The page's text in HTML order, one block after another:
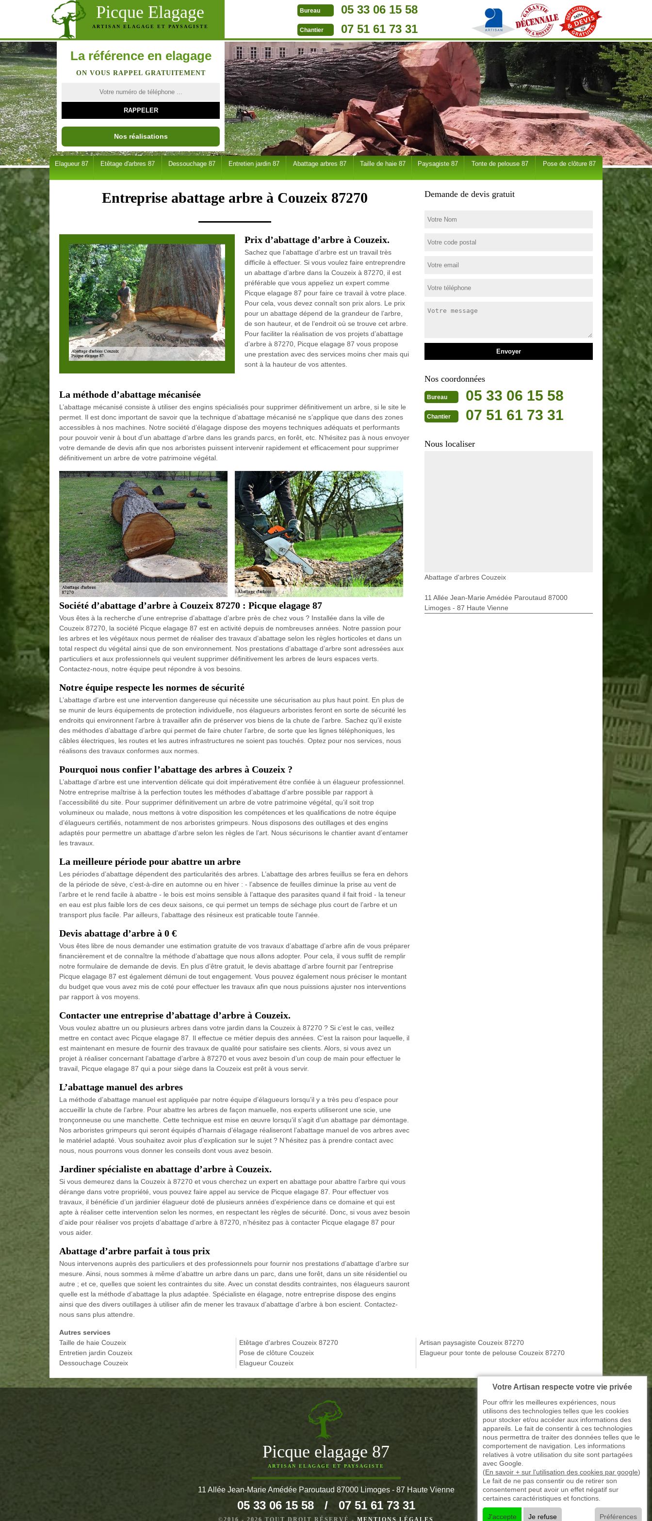
Picque Elagage
ARTISAN ELAGAGE ET PAYSAGISTE
Bureau 05 33 06 15 58
Chantier 07 51 61 73 31
La référence en elagage
ON VOUS RAPPEL GRATUITEMENT
Nos réalisations
Elagueur 87 Etêtage d'arbres 87 Dessouchage 87 Entretien jardin 87 Abattage arbres 87 Taille de haie 87 Paysagiste 87 Tonte de pelouse 87 Pose de clôture 87
Entreprise abattage arbre à Couzeix 87270
Prix d’abattage d’arbre à Couzeix.
Sachez que l’abattage d’arbre est un travail très
difficile à effectuer. Si vous voulez faire entreprendre
un abattage d’arbre dans la Couzeix à 87270, il est
préférable que vous appeliez un expert comme
Picque elagage 87 pour faire ce travail à votre place.
Pour cela, vous devez connaît son prix alors. Le prix
pour un abattage dépend de la grandeur de l’arbre,
de son hauteur, et de l’endroit où se trouve cet arbre.
Pour faciliter la réalisation de vos projets d’abattage
d’arbre à 87270, Picque elagage 87 vous propose
une prestation avec des services moins cher mais qui
sont à la hauteur de vos attentes.
La méthode d’abattage mécanisée
L’abattage mécanisé consiste à utiliser des engins spécialisés pour supprimer définitivement un arbre, si le site le
permet. Il est donc important de savoir que la technique d’abattage mécanisé ne s’applique que dans des zones
accessibles à nos machines. Notre société d’élagage dispose des moyens techniques adéquats et performants
pour pouvoir venir à bout d’un abattage d’arbre dans les grands parcs, en forêt, etc. N’hésitez pas à nous envoyer
votre demande de devis afin que nos arboristes puissent intervenir rapidement et efficacement pour supprimer
définitivement un arbre de votre patrimoine végétal.
Société d’abattage d’arbre à Couzeix 87270 : Picque elagage 87
Vous êtes à la recherche d’une entreprise d’abattage d’arbre près de chez vous ? Installée dans la ville de
Couzeix 87270, la société Picque elagage 87 est en activité depuis de nombreuses années. Notre passion pour
les arbres et les végétaux nous permet de réaliser des travaux d’abattage selon les règles horticoles et dans un
total respect du végétal ainsi que de son environnement. Nos prestations d’abattage d’arbre sont adressées aux
particuliers et aux professionnels qui veulent supprimer définitivement les arbres de leurs espaces verts.
Contactez-nous, notre équipe peut répondre à vos besoins.
Notre équipe respecte les normes de sécurité
L’abattage d’arbre est une intervention dangereuse qui nécessite une sécurisation au plus haut point. En plus de
se munir de leurs équipements de protection individuelle, nos élagueurs arboristes feront en sorte de sécurité les
endroits qui environnent l’arbre à travailler afin de préserver vos biens de la chute de l’arbre. Sachez qu’il existe
des méthodes d’abattage d’arbre qui permet de faire chuter l’arbre, de sorte que les lignes téléphoniques, les
câbles électriques, les routes et les autres infrastructures ne soient pas touchés. Optez pour nos services, nous
réalisons des travaux conformes aux normes.
Pourquoi nous confier l’abattage des arbres à Couzeix ?
L’abattage d’arbre est une intervention délicate qui doit impérativement être confiée à un élagueur professionnel.
Notre entreprise maîtrise à la perfection toutes les méthodes d’abattage d’arbre possible par rapport à
l’accessibilité du site. Pour supprimer définitivement un arbre de votre patrimoine végétal, qu’il soit trop
volumineux ou malade, nous mettons à votre disposition les compétences et les qualifications de notre équipe
d’élagueurs certifiés, notamment de nos arboristes grimpeurs. Nous disposons des outillages et des engins
adaptés pour permettre un abattage d’arbre selon les règles de l’art. Nous sécurisons le chantier avant d’entamer
les travaux.
La meilleure période pour abattre un arbre
Les périodes d’abattage dépendent des particularités des arbres. L’abattage des arbres feuillus se fera en dehors
de la période de sève, c’est-à-dire en automne ou en hiver : - l’absence de feuilles diminue la prise au vent de
l’arbre et le rend facile à abattre - le bois est moins sensible à l’attaque des parasites quand il fait froid - la teneur
en eau est plus faible lors de ces deux saisons, ce qui permet un temps de séchage plus court de l’arbre et un
transport plus facile. Par ailleurs, l’abattage des résineux est praticable toute l’année.
Devis abattage d’arbre à 0 €
Vous êtes libre de nous demander une estimation gratuite de vos travaux d’abattage d’arbre afin de vous préparer
financièrement et de connaître la méthode d’abattage que nous allons adopter. Pour cela, il vous suffit de remplir
notre formulaire de demande de devis. En plus d’être gratuit, le devis abattage d’arbre fournit par l’entreprise
Picque elagage 87 est également démuni de tout engagement. Vous pouvez également nous préciser le montant
du budget que vous avez mis de coté pour effectuer les travaux afin que nous puissions ajuster nos interventions
par rapport à vos moyens.
Contacter une entreprise d’abattage d’arbre à Couzeix.
Vous voulez abattre un ou plusieurs arbres dans votre jardin dans la Couzeix à 87270 ? Si c’est le cas, veillez
mettre en contact avec Picque elagage 87. Il effectue ce métier depuis des années. C’est la raison pour laquelle, il
est maintenant en mesure de fournir des travaux de qualité pour satisfaire ses clients. Alors, si vous avez un
projet à réaliser concernant l’abattage d’arbre à 87270 et vous avez besoin d’un coup de main pour effectuer le
travail, Picque elagage 87 qui a pour siège dans la Couzeix est prêt à vous servir.
L’abattage manuel des arbres
La méthode d’abattage manuel est appliquée par notre équipe d’élagueurs lorsqu’il y a très peu d’espace pour
accueillir la chute de l’arbre. Pour abattre les arbres de façon manuelle, nos experts utiliseront une scie, une
tronçonneuse ou une manchette. Cette technique est mise en œuvre lorsqu’il s’agit d’un abattage par démontage.
Nos arboristes grimpeurs qui seront équipés d’harnais d’élagage réaliseront l’abattage manuel de vos arbres avec
le matériel adapté. Vous souhaitez avoir plus d’explication sur le sujet ? N’hésitez pas à prendre contact avec
nous, nous pourrons vous donner les conseils dont vous avez besoin.
Jardiner spécialiste en abattage d’arbre à Couzeix.
Si vous demeurez dans la Couzeix à 87270 et vous cherchez un expert en abattage pour abattre l’arbre qui vous
dérange dans votre propriété, vous pouvez faire appel au service de Picque elagage 87. Pour effectuer vos
travaux, il bénéficie d’un jardinier élagueur doté de plusieurs années d’expérience dans ce domaine et qui est
apte à réaliser cette intervention selon les normes, en respectant les règles de sécurité. Donc, si vous avez besoin
d’aide pour réaliser vos projets d’abattage d’arbre à 87270, n’hésitez pas à contacter Picque elagage 87 pour
vous aider.
Abattage d’arbre parfait à tous prix
Nous intervenons auprès des particuliers et des professionnels pour fournir nos prestations d’abattage d’arbre sur
mesure. Ainsi, nous sommes à même d’abattre un arbre dans un parc, dans une forêt, dans un site résidentiel ou
autre ; et ce, quelles que soient les contraintes du site. Avec un constat desdits contraintes, nos élagueurs sauront
quelle est la méthode d’abattage la plus adaptée. Spécialiste en élagage, notre entreprise dispose des engins
ainsi que des divers outillages à utiliser afin de mener les travaux d’abattage d’arbre à bon escient. Contactez-
nous sans plus attendre.
Demande de devis gratuit
Nos coordonnées
Bureau 05 33 06 15 58
Chantier 07 51 61 73 31
Nous localiser
Abattage d'arbres Couzeix
11 Allée Jean-Marie Amédée Paroutaud 87000
Limoges - 87 Haute Vienne
Autres services
Taille de haie Couzeix
Entretien jardin Couzeix
Dessouchage Couzeix
Etêtage d'arbres Couzeix 87270
Pose de clôture Couzeix
Elagueur Couzeix
Artisan paysagiste Couzeix 87270
Elagueur pour tonte de pelouse Couzeix 87270
Picque elagage 87
ARTISAN ELAGAGE ET PAYSAGISTE
11 Allée Jean-Marie Amédée Paroutaud 87000 Limoges - 87 Haute Vienne
05 33 06 15 58 / 07 51 61 73 31
Votre Artisan respecte votre vie privée
Pour offrir les meilleures expériences, nous
utilisons des technologies telles que les cookies
pour stocker et/ou accéder aux informations des
appareils. Le fait de consentir à ces technologies
nous permettra de traiter des données telles que le
comportement de navigation. Les informations
relatives à votre utilisation du site sont partagées
avec Google.
(En savoir + sur l'utilisation des cookies par google)
Le fait de ne pas consentir ou de retirer son
consentement peut avoir un effet négatif sur
certaines caractéristiques et fonctions.
J'accepte Je refuse Préférences